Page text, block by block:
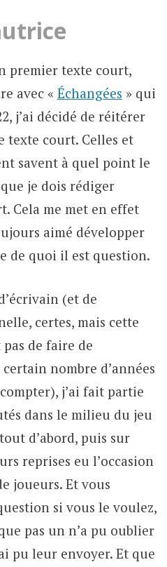
premier texte court,
avec « Échangées » qui
j’ai décidé de réitérer
texte court. Celles et
savent à quel point le
je dois rédiger
Cela me met en effet
aimé développer
de quoi il est question.
(et de
certes, mais cette
de faire de
nombre d’années
j’ai fait partie
dans le milieu du jeu
d’abord, puis sur
reprises eu l’occasion
joueurs. Et vous
si vous le voulez,
pas un n’a pu oublier
pu leur envoyer. Et que